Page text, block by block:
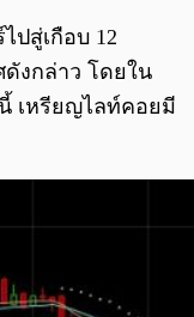
ปสู่เกือบ 12
งกล่าว โดยใน
เหรียญไลท์คอยมี